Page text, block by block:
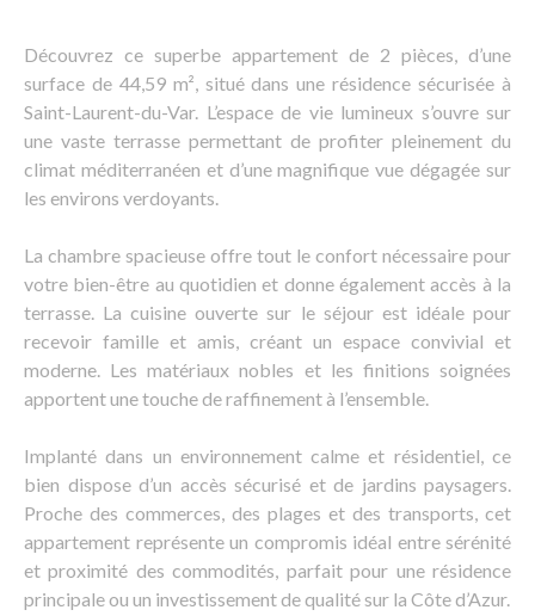
Découvrez ce superbe appartement de 2 pièces, d’une
surface de 44,59 m², situé dans une résidence sécurisée à
Saint-Laurent-du-Var. L’espace de vie lumineux s’ouvre sur
une vaste terrasse permettant de profiter pleinement du
climat méditerranéen et d’une magnifique vue dégagée sur
les environs verdoyants.
La chambre spacieuse offre tout le confort nécessaire pour
votre bien-être au quotidien et donne également accès à la
terrasse. La cuisine ouverte sur le séjour est idéale pour
recevoir famille et amis, créant un espace convivial et
moderne. Les matériaux nobles et les finitions soignées
apportent une touche de raffinement à l’ensemble.
Implanté dans un environnement calme et résidentiel, ce
bien dispose d’un accès sécurisé et de jardins paysagers.
Proche des commerces, des plages et des transports, cet
appartement représente un compromis idéal entre sérénité
et proximité des commodités, parfait pour une résidence
principale ou un investissement de qualité sur la Côte d’Azur.